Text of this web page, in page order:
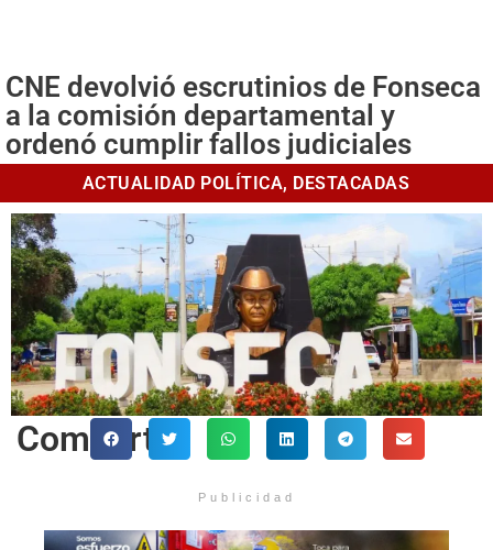
CNE devolvió escrutinios de Fonseca
a la comisión departamental y
ordenó cumplir fallos judiciales
ACTUALIDAD POLÍTICA, DESTACADAS
Comparte
Publicidad